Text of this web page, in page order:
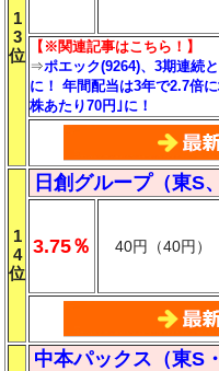
1
3
位
【※関連記事はこちら！】
⇒ポエック(9264)、3期連続
に！ 年間配当は3年で2.7倍
株あたり70円｣に！
1
4
位
日創グループ（東S
3.75％ 40円（40円）
中本パックス（東S